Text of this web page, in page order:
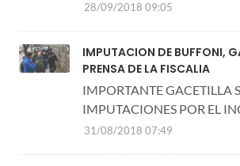
28/09/2018 09:05
IMPUTACION DE BUFFONI,
PRENSA DE LA FISCALIA
IMPORTANTE GACETILLA
IMPUTACIONES POR EL
31/08/2018 07:49